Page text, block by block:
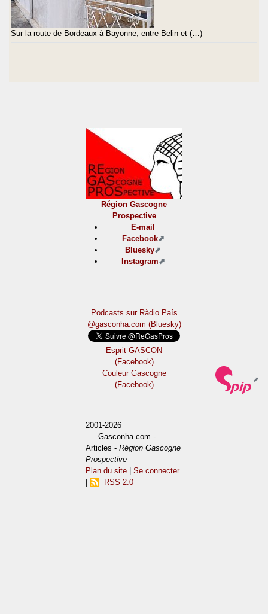
Sur la route de Bordeaux à Bayonne, entre Belin et (…)
Région Gascogne
Prospective
E-mail
Facebook
Bluesky
Instagram
Podcasts sur Ràdio País
@gasconha.com (Bluesky)
Esprit GASCON
(Facebook)
Couleur Gascogne
(Facebook)
2001-2026
— Gasconha.com -
Articles -Région Gascogne
Prospective
Plan du site |Se connecter
RSS 2.0